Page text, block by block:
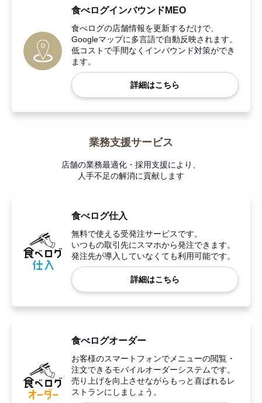
食べログインバウンドMEO
食べログの店舗情報を更新するだけで、
Googleマップに多言語で自動反映されます。
低コストで手間なくインバウンド対策ができ
ます。
詳細はこちら
業務支援サービス
店舗の業務最適化・採用支援により、
人手不足の解消に貢献します
食べログ仕入
無料で使える受発注サービスです。
いつもの取引先にスマホから発注できます。
発注先が導入していなくても利用可能です。
詳細はこちら
食べログオーダー
お客様のスマートフォンでメニューの閲覧・
注文できるモバイルオーダーシステムです。
売り上げを向上させながらもっと喜ばれるレ
ストランにしましょう。